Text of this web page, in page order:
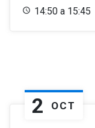
14:50 a 15:45
2 OCT